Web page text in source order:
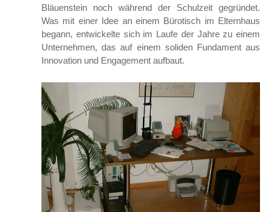
Bläuenstein noch während der Schulzeit gegründet.
Was mit einer Idee an einem Bürotisch im Elternhaus
begann, entwickelte sich im Laufe der Jahre zu einem
Unternehmen, das auf einem soliden Fundament aus
Innovation und Engagement aufbaut.